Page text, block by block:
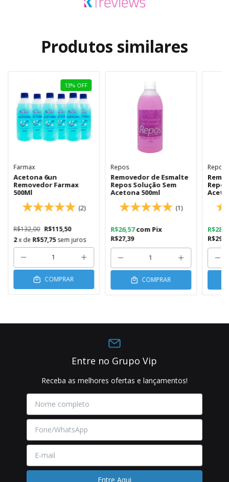
Produtos similares
13% OFF
Farmax
Acetona 6un
Removedor Farmax
500Ml
(2)
R$132,00 R$115,50
2x de R$57,75 sem juros
COMPRAR
Repos
Removedor de Esmalte
Repos Solução Sem
Acetona 500ml
(1)
R$27,39
R$26,57com Pix
COMPRAR
Repos
Entre no Grupo Vip
Receba as melhores ofertas e lançamentos!